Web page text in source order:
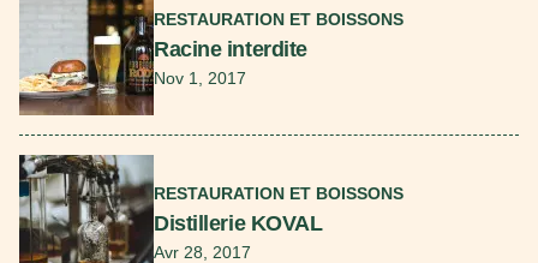
RESTAURATION ET BOISSONS
Racine interdite
Nov 1, 2017
RESTAURATION ET BOISSONS
Distillerie KOVAL
Avr 28, 2017